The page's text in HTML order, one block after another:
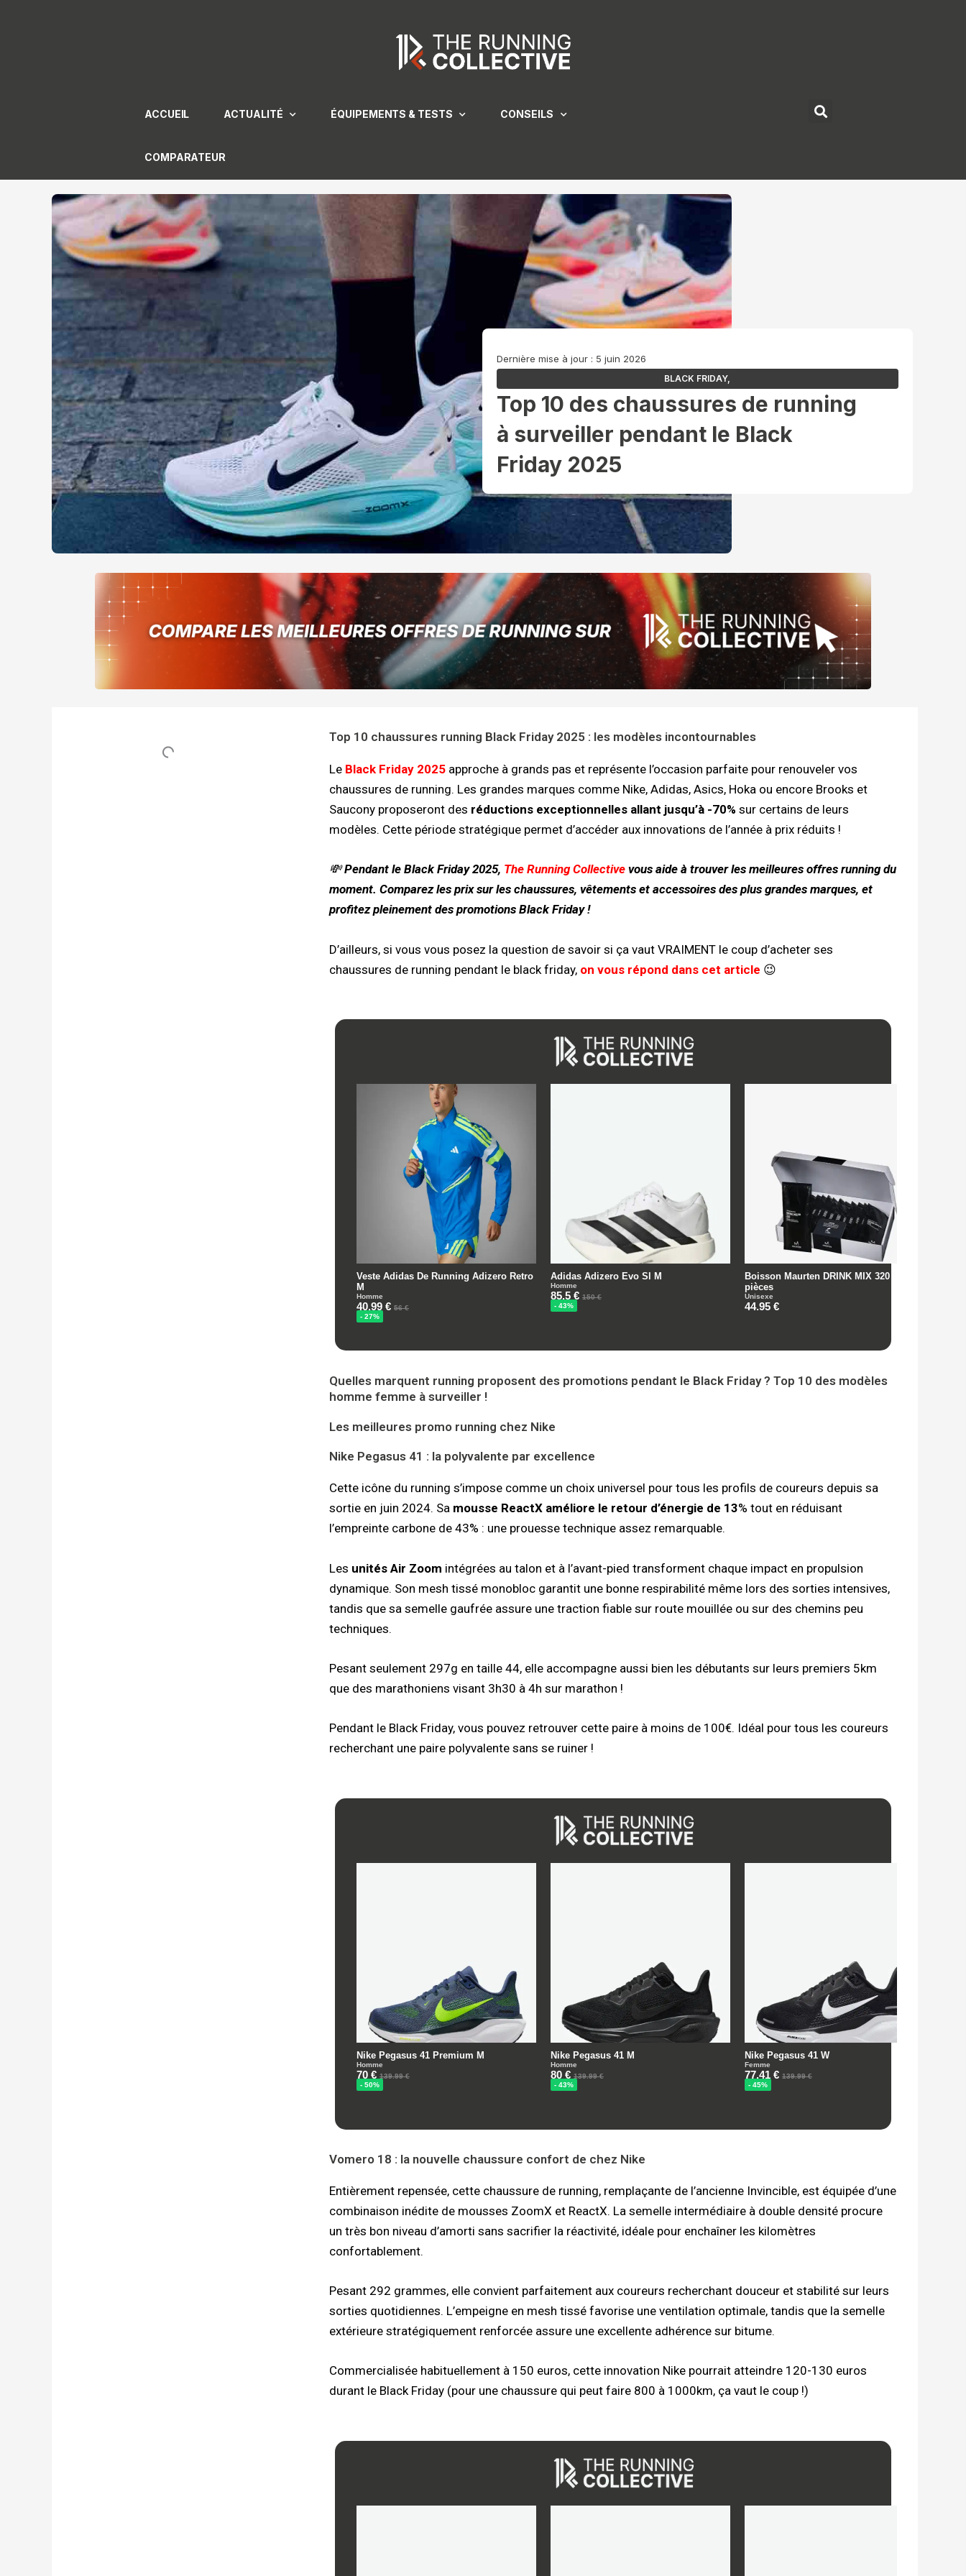
ACCUEIL ACTUALITÉ ÉQUIPEMENTS & TESTS CONSEILS
COMPARATEUR
Dernière mise à jour : 5 juin 2026
BLACK FRIDAY,
Top 10 des chaussures de running
à surveiller pendant le Black
Friday 2025
Top 10 chaussures running Black Friday 2025 : les modèles incontournables
Le Black Friday 2025approche à grands pas et représente l’occasion parfaite pour renouveler vos
chaussures de running. Les grandes marques comme Nike, Adidas, Asics, Hoka ou encore Brooks et
Saucony proposeront des réductions exceptionnelles allant jusqu’à -70% sur certains de leurs
modèles. Cette période stratégique permet d’accéder aux innovations de l’année à prix réduits !
💸Pendant le Black Friday 2025, The Running Collectivevous aide à trouver les meilleures offres running du
moment. Comparez les prix sur les chaussures, vêtements et accessoires des plus grandes marques, et
profitez pleinement des promotions Black Friday !
D’ailleurs, si vous vous posez la question de savoir si ça vaut VRAIMENT le coup d’acheter ses
chaussures de running pendant le black friday, on vous répond dans cet article 😉
Quelles marquent running proposent des promotions pendant le Black Friday ? Top 10 des modèles
homme femme à surveiller !
Les meilleures promo running chez Nike
Nike Pegasus 41 : la polyvalente par excellence
Cette icône du running s’impose comme un choix universel pour tous les profils de coureurs depuis sa
sortie en juin 2024. Sa mousse ReactX améliore le retour d’énergie de 13% tout en réduisant
l’empreinte carbone de 43% : une prouesse technique assez remarquable.
Les unités Air Zoom intégrées au talon et à l’avant-pied transforment chaque impact en propulsion
dynamique. Son mesh tissé monobloc garantit une bonne respirabilité même lors des sorties intensives,
tandis que sa semelle gaufrée assure une traction fiable sur route mouillée ou sur des chemins peu
techniques.
Pesant seulement 297g en taille 44, elle accompagne aussi bien les débutants sur leurs premiers 5km
que des marathoniens visant 3h30 à 4h sur marathon !
Pendant le Black Friday, vous pouvez retrouver cette paire à moins de 100€. Idéal pour tous les coureurs
recherchant une paire polyvalente sans se ruiner !
Vomero 18 : la nouvelle chaussure confort de chez Nike
Entièrement repensée, cette chaussure de running, remplaçante de l’ancienne Invincible, est équipée d’une
combinaison inédite de mousses ZoomX et ReactX. La semelle intermédiaire à double densité procure
un très bon niveau d’amorti sans sacrifier la réactivité, idéale pour enchaîner les kilomètres
confortablement.
Pesant 292 grammes, elle convient parfaitement aux coureurs recherchant douceur et stabilité sur leurs
sorties quotidiennes. L’empeigne en mesh tissé favorise une ventilation optimale, tandis que la semelle
extérieure stratégiquement renforcée assure une excellente adhérence sur bitume.
Commercialisée habituellement à 150 euros, cette innovation Nike pourrait atteindre 120-130 euros
durant le Black Friday (pour une chaussure qui peut faire 800 à 1000km, ça vaut le coup !)